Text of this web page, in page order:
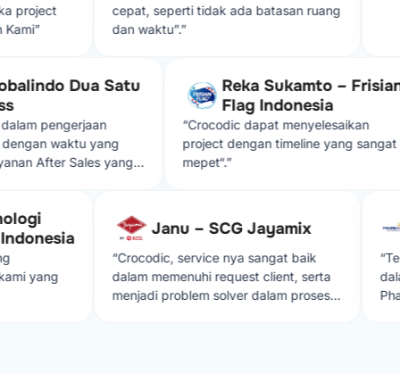
cepat, seperti tidak ada batasan ruang
dan waktu”.”
Globalindo Dua Satu
dalam pengerjaan
dengan waktu yang
Layanan After Sales yang
jika ada kendala dalam
Reka Sukamto –
Flag Indonesia
“Crocodic dapat menyelesaikan
project dengan timeline yang
mepet“.”
yang
Janu – SCG Jayamix
“Crocodic, service nya sangat baik
dalam memenuhi request client, serta
menjadi problem solver dalam proses